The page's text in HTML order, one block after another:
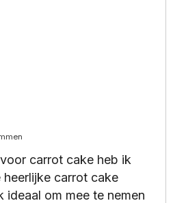
carrot cake heb ik
carrot cake
ideaal om mee te nemen